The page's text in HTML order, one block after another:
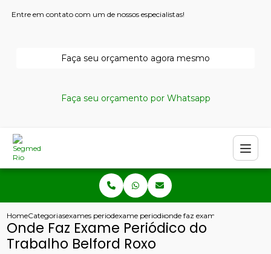
Entre em contato com um de nossos especialistas!
Faça seu orçamento agora mesmo
Faça seu orçamento por Whatsapp
HomeCategoriasexames periodicosexame periodico inaptoonde faz exame periodico do
Onde Faz Exame Periódico do
Trabalho Belford Roxo